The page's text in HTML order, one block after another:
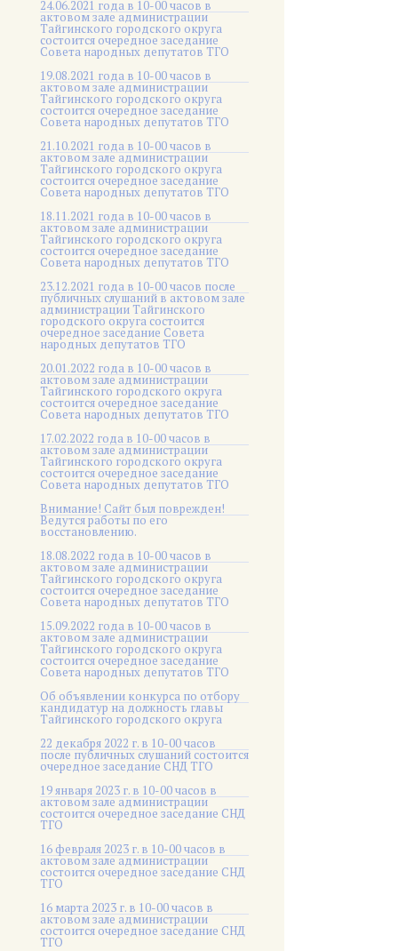
24.06.2021 года в 10-00 часов в
актовом зале администрации
Тайгинского городского округа
состоится очередное заседание
Совета народных депутатов ТГО
19.08.2021 года в 10-00 часов в
актовом зале администрации
Тайгинского городского округа
состоится очередное заседание
Совета народных депутатов ТГО
21.10.2021 года в 10-00 часов в
актовом зале администрации
Тайгинского городского округа
состоится очередное заседание
Совета народных депутатов ТГО
18.11.2021 года в 10-00 часов в
актовом зале администрации
Тайгинского городского округа
состоится очередное заседание
Совета народных депутатов ТГО
23.12.2021 года в 10-00 часов после
публичных слушаний в актовом зале
администрации Тайгинского
городского округа состоится
очередное заседание Совета
народных депутатов ТГО
20.01.2022 года в 10-00 часов в
актовом зале администрации
Тайгинского городского округа
состоится очередное заседание
Совета народных депутатов ТГО
17.02.2022 года в 10-00 часов в
актовом зале администрации
Тайгинского городского округа
состоится очередное заседание
Совета народных депутатов ТГО
Внимание! Сайт был поврежден!
Ведутся работы по его
восстановлению.
18.08.2022 года в 10-00 часов в
актовом зале администрации
Тайгинского городского округа
состоится очередное заседание
Совета народных депутатов ТГО
15.09.2022 года в 10-00 часов в
актовом зале администрации
Тайгинского городского округа
состоится очередное заседание
Совета народных депутатов ТГО
Об объявлении конкурса по отбору
кандидатур на должность главы
Тайгинского городского округа
22 декабря 2022 г. в 10-00 часов
после публичных слушаний состоится
очередное заседание СНД ТГО
19 января 2023 г. в 10-00 часов в
актовом зале администрации
состоится очередное заседание СНД
ТГО
16 февраля 2023 г. в 10-00 часов в
актовом зале администрации
состоится очередное заседание СНД
ТГО
16 марта 2023 г. в 10-00 часов в
актовом зале администрации
состоится очередное заседание СНД
ТГО